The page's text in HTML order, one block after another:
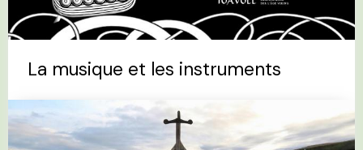
La musique et les instruments